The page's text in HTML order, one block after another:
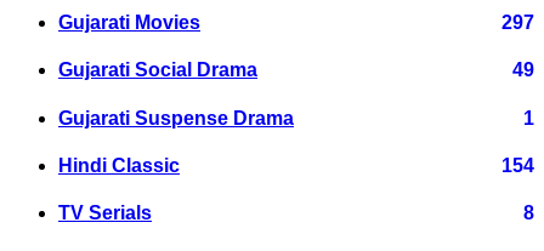
Gujarati Movies 297
Gujarati Social Drama 49
Gujarati Suspense Drama 1
Hindi Classic 154
TV Serials 8